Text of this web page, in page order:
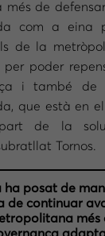
més de
com a eina
de la
per poder
i també de
que està en
de la
Tornos.
ha posat de
de continuar
més